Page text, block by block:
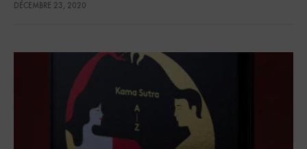
DÉCEMBRE 23, 2020